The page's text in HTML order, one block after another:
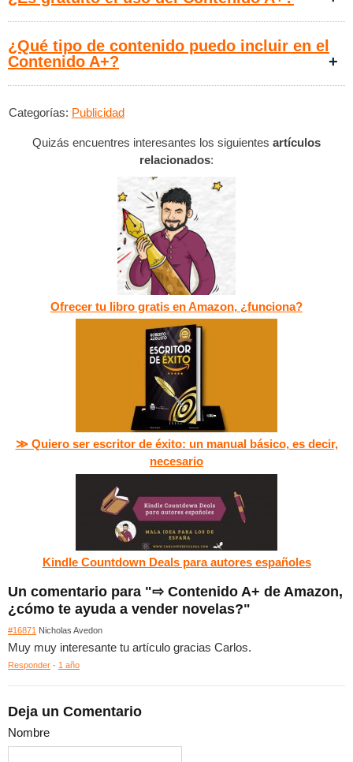
​¿Qué tipo de contenido puedo incluir en el
Contenido A+?
Categorías: Publicidad
Quizás encuentres interesantes los siguientes artículos
relacionados:
Ofrecer tu libro gratis en Amazon, ¿funciona?
≫ Quiero ser escritor de éxito: un manual básico, es decir,
necesario
Kindle Countdown Deals para autores españoles
Un comentario para "⇨ Contenido A+ de Amazon,
¿cómo te ayuda a vender novelas?"
#16871 Nicholas Avedon
Muy muy interesante tu artículo gracias Carlos.
Responder · 1 año
Deja un Comentario
Nombre